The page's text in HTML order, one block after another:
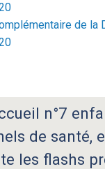
de la
n°7
de santé,
les flashs